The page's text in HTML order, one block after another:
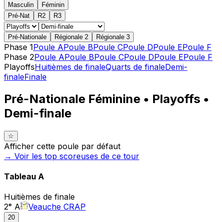
Masculin
Féminin
Pré-Nat
R2 R3
Pré-Nationale Régionale 2 Régionale 3
Phase 1Poule APoule BPoule CPoule DPoule EPoule F
Phase 2Poule APoule BPoule CPoule DPoule EPoule F
PlayoffsHuitièmes de finaleQuarts de finaleDemi-
finaleFinale
Pré-Nationale Féminine • Playoffs •
Demi-finale
☆
Afficher cette poule par défaut
→ Voir les top scoreuses de ce tour
Tableau A
Huitièmes de finale
2ᵉ A
Veauche CRAP
20